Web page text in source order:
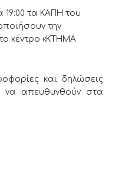
19:00 τα ΚΑΠΗ του
την
κέντρο «ΚΤΗΜΑ
και δηλώσεις
να απευθυνθούν στα